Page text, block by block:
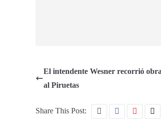
El intendente Wesner recorrió
al Piruetas
Share This Post: